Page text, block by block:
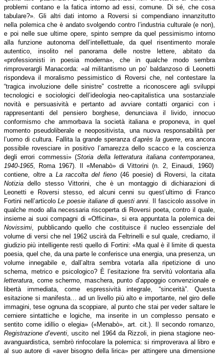
problemi contano e la fatica intorno ad essi, comune. Di sé, che cosa
tabulare?». Gli altri dati intorno a Roversi si compendiano innanzitutto
nella polemica che è andato svolgendo contro l’industria culturale (e non),
e poi nelle sue ultime opere, spinto sempre da quel pessimismo intorno
alla funzione autonoma dell’intellettuale, da quel risentimento morale
autentico, insolito nel panorama delle nostre lettere, abitato da
«professionisti in poesia moderna», che in qualche modo sembra
rimproverargli Manacorda: «al militantismo un po’ baldanzoso di Leonetti
rispondeva il moralismo pessimistico di Roversi che, nel contestare la
“tragica involuzione delle sinistre” costrette a riconoscere agli sviluppi
tecnologici e sociologici dell’ideologia neo-capitalistica una sostanziale
novità e persuasività e pertanto ad avviare contatti organici con i
rappresentanti del pensiero borghese, denunciava il livido, innocuo
conformismo che ammorbava la società italiana e proponeva, in quel
momento pseudoliberale e neopositivista, una nuova responsabilità per
l’uomo di cultura. Fallita la grande speranza d’après la guerre , era ancora
possibile rovesciare in positivo l’amarezza dello scacco e la coscienza
degli errori commessi» (Storia della letteratura italiana contemporanea
1940-1965, Roma 1967). Il «Menabò» di Vittorini (n. 2, Einaudi, 1960)
contiene, oltre a La raccolta del fieno (46 poesie) di Roversi, la citata
Notizia dello stesso Vittorini, che è un montaggio di dichiarazioni di
Leonetti e Roversi stesso, ed alcuni cenni su quest’ultimo di Franco
Fortini nell’articoloLe poesie italiane di questi anni . Il fascicolo assolve in
qualche modo alla necessaria riscoperta di Roversi poeta, contro il quale,
insieme ai suoi compagni di «Officina», si era appuntata la polemica dei
Novissimi , pubblicando quello che costituisce il nucleo essenziale del
volume di versi che nel 1962 uscirà da Feltrinelli e sul quale, crediamo, il
giudizio più intelligente resti quello di Fortini: «Ma qual è il limite di questa
poesia, quel che, da una parte le conferisce una energia, una presenza, un
volume innegabile e, dall’altra sembra votarla alla ripetizione di uno
schema, metrico e psicologico? È l’esitazione fra servitù volontaria alla
letteratura , come schermo, maschera, punto d’appoggio convenzionale e
libertà immediata, come espressività integrale, “sincerità”. Questa
esitazione si manifesta… ad un livello più alto e importante, nel giro delle
immagini, tese ognuna da scoppiare, al punto che stai per veder saltare le
cerniere sintattiche e logiche, ma inserite in un complesso pensato e
sentito come idillio o elegia» («Menabò», art. cit.). Il secondo romanzo,
Registrazione d’eventi , uscito nel 1964 da Rizzoli, in piena stagione neo-
avanguardistica, sembrò rinfocolare la polemica: si rimproverava al libro e
al suo autore di «aver bisogno della lirica» per attingere una dimensione